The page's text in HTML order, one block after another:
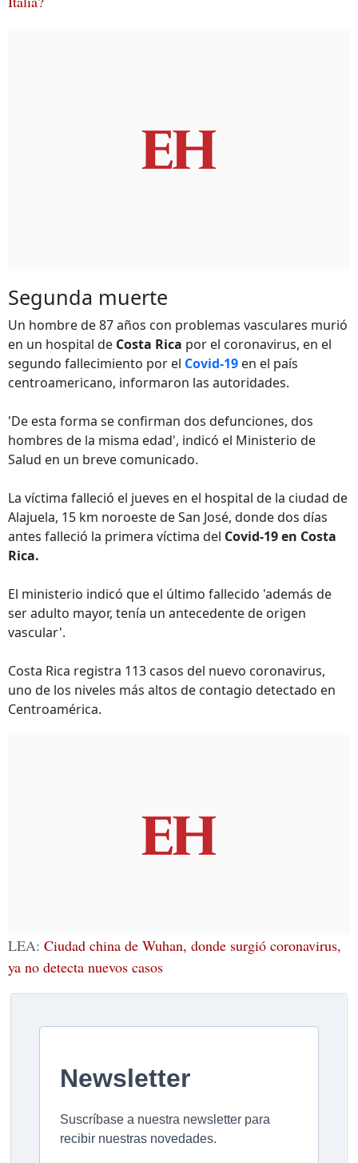
Segunda muerte
Un hombre de 87 años con problemas vasculares murió
en un hospital de Costa Rica por el coronavirus, en el
segundo fallecimiento por el Covid-19 en el país
centroamericano, informaron las autoridades.
'De esta forma se confirman dos defunciones, dos
hombres de la misma edad', indicó el Ministerio de
Salud en un breve comunicado.
La víctima falleció el jueves en el hospital de la ciudad de
Alajuela, 15 km noroeste de San José, donde dos días
antes falleció la primera víctima del Covid-19 en Costa
Rica.
El ministerio indicó que el último fallecido 'además de
ser adulto mayor, tenía un antecedente de origen
vascular'.
Costa Rica registra 113 casos del nuevo coronavirus,
uno de los niveles más altos de contagio detectado en
Centroamérica.
LEA: Ciudad china de Wuhan, donde surgió coronavirus,
ya no detecta nuevos casos